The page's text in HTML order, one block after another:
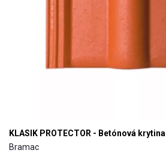
KLASIK PROTECTOR - Betónová krytina
Bramac